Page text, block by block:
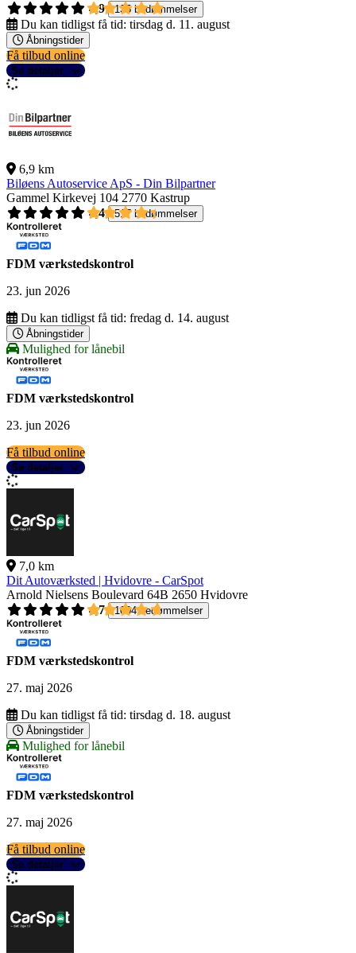
4,9
135 bedømmelser
Du kan tidligst få tid: tirsdag d. 11. august
Åbningstider
Få tilbud online
Se detaljer
6,9 km
Biløens Autoservice ApS - Din Bilpartner
Gammel Kirkevej 104 2770 Kastrup
4,4
517 bedømmelser
FDM værkstedskontrol
23. jun 2026
Du kan tidligst få tid: fredag d. 14. august
Åbningstider
Mulighed for lånebil
FDM værkstedskontrol
23. jun 2026
Få tilbud online
Se detaljer
7,0 km
Dit Autoværksted | Hvidovre - CarSpot
Arnold Nielsens Boulevard 64B 2650 Hvidovre
4,7
1004 bedømmelser
FDM værkstedskontrol
27. maj 2026
Du kan tidligst få tid: tirsdag d. 18. august
Åbningstider
Mulighed for lånebil
FDM værkstedskontrol
27. maj 2026
Få tilbud online
Se detaljer